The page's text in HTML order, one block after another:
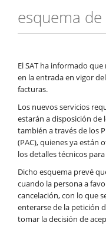
esquema
El SAT ha informado
en la entrada en vigor
facturas.
Los nuevos servicios
estarán a disposición de
también a través de los
(PAC), quienes ya están
los detalles técnicos
Dicho esquema prevé
cuando la persona a
cancelación, con lo que
enterarse de la petición
tomar la decisión de